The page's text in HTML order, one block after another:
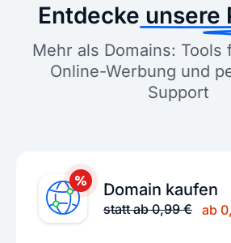
Entdecke unsere
Mehr als Domains: Tools
Online-Werbung und
Support
Domain kaufen
statt ab 0,99 € ab